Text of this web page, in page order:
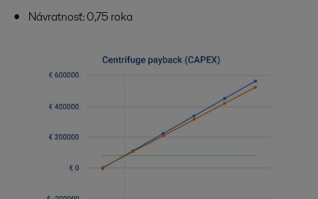
Návratnosť: 0,75 roka